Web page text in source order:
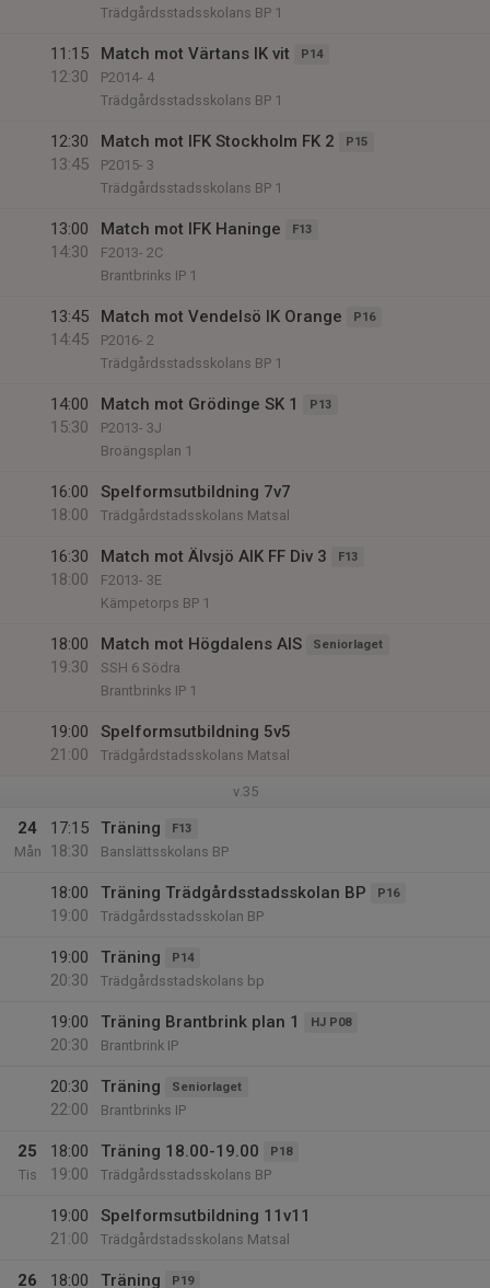
Trädgårdsstadsskolans BP 1
11:15
12:30
Match mot Värtans IK vit P14
P2014- 4
Trädgårdsstadsskolans BP 1
12:30
13:45
Match mot IFK Stockholm FK 2 P15
P2015- 3
Trädgårdsstadsskolans BP 1
13:00
14:30
Match mot IFK Haninge F13
F2013- 2C
Brantbrinks IP 1
13:45
14:45
Match mot Vendelsö IK Orange P16
P2016- 2
Trädgårdsstadsskolans BP 1
14:00
15:30
Match mot Grödinge SK 1 P13
P2013- 3J
Broängsplan 1
16:00
18:00
Spelformsutbildning 7v7
Trädgårdstadsskolans Matsal
16:30
18:00
Match mot Älvsjö AIK FF Div 3 F13
F2013- 3E
Kämpetorps BP 1
18:00
19:30
Match mot Högdalens AIS Seniorlaget
SSH 6 Södra
Brantbrinks IP 1
19:00
21:00
Spelformsutbildning 5v5
Trädgårdstadsskolans Matsal
v.35
24
Mån
17:15
18:30
Träning F13
Banslättsskolans BP
18:00
19:00
Träning Trädgårdsstadsskolan BP P16
Trädgårdsstadsskolan BP
19:00
20:30
Träning P14
Trädgårdsstadskolans bp
19:00
20:30
Träning Brantbrink plan 1 HJ P08
Brantbrink IP
20:30
22:00
Träning Seniorlaget
Brantbrinks IP
25
Tis
18:00
19:00
Träning 18.00-19.00 P18
Trädgårdsstadsskolans BP
19:00
21:00
Spelformsutbildning 11v11
Trädgårdstadsskolans Matsal
26 18:00 Träning P19